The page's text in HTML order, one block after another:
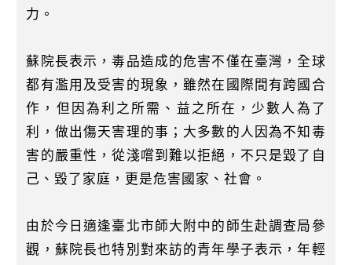
力。
蘇院長表示，毒品造成的危害不僅在臺灣，全球
都有濫用及受害的現象，雖然在國際間有跨國合
作，但因為利之所需、益之所在，少數人為了
利，做出傷天害理的事；大多數的人因為不知毒
害的嚴重性，從淺嚐到難以拒絕，不只是毀了自
己、毀了家庭，更是危害國家、社會。
由於今日適逢臺北市師大附中的師生赴調查局參
觀，蘇院長也特別對來訪的青年學子表示，年輕